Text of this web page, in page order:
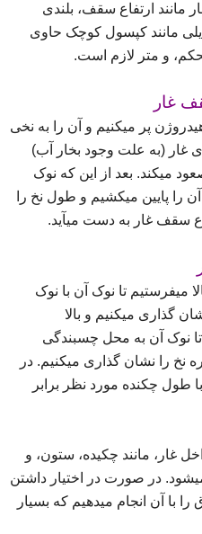
مانند ارتفاع سقف، بلندی
مانند کپسول کوچک حاوی
و متر لازم است.
غار
هیدروژن پر می​کنیم و آن را به نخی
غار (به علت وجود بخار آب)
می​کند. بعد از این که نوک
پایین می​کشیم و طول نخ را
سقف غار به دست می​آید.
می​فرستیم تا نوک آن با نوک
گذاری می​کنیم و بالا
تا نوک آن به محل چسبندگی
نخ را نشان گذاری می​کنیم. در
طول چکنده مورد نظر برابر
غار، مانند چکیده، ستون، و
در صورت در اختیار داشتن
را با آن انجام می​دهیم که بسیار